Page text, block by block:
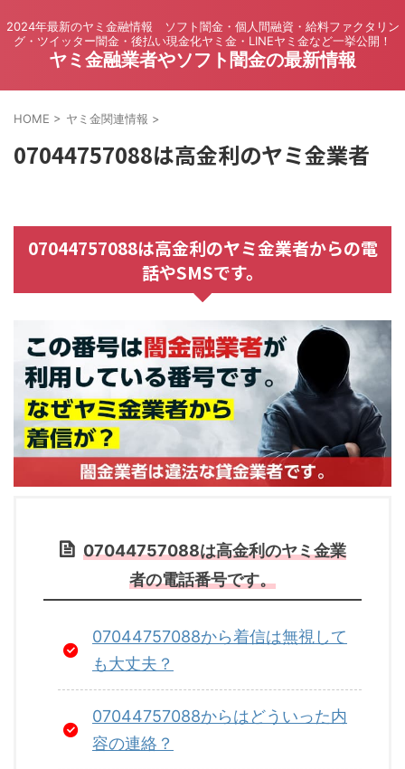
2024年最新のヤミ金融情報 ソフト闇金・個人間融資・給料ファクタリン
グ・ツイッター闇金・後払い現金化ヤミ金・LINEヤミ金など一挙公開！
ヤミ金融業者やソフト闇金の最新情報
HOME > ヤミ金関連情報 >
07044757088は高金利のヤミ金業者
07044757088は高金利のヤミ金業者からの電
話やSMSです。
07044757088は高金利のヤミ金業
者の電話番号です。
07044757088から着信は無視して
も大丈夫？
07044757088からはどういった内
容の連絡？